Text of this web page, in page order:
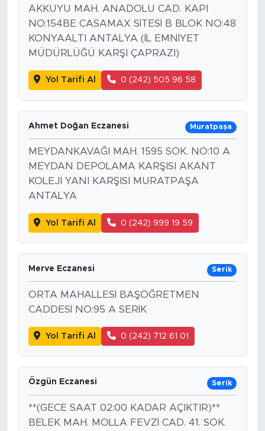
AKKUYU MAH. ANADOLU CAD. KAPI
NO:154BE CASAMAX SİTESİ B BLOK NO:48
KONYAALTI ANTALYA (İL EMNİYET
MÜDÜRLÜĞÜ KARŞI ÇAPRAZI)
Yol Tarifi Al 0 (242) 505 96 58
Ahmet Doğan Eczanesi Muratpaşa
MEYDANKAVAĞI MAH. 1595 SOK. NO:10 A
MEYDAN DEPOLAMA KARŞISI AKANT
KOLEJİ YANI KARŞISI MURATPAŞA
ANTALYA
Yol Tarifi Al 0 (242) 999 19 59
Merve Eczanesi Serik
ORTA MAHALLESİ BAŞÖĞRETMEN
CADDESİ NO:95 A SERİK
Yol Tarifi Al 0 (242) 712 61 01
Özgün Eczanesi Serik
**(GECE SAAT 02:00 KADAR AÇIKTIR)**
BELEK MAH. MOLLA FEVZİ CAD. 41. SOK.